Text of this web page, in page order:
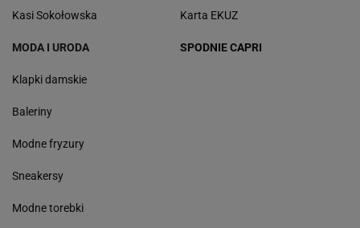
Kasi Sokołowska Karta EKUZ
MODA I URODA
Klapki damskie
Baleriny
Modne fryzury
Sneakersy
Modne torebki
SPODNIE CAPRI